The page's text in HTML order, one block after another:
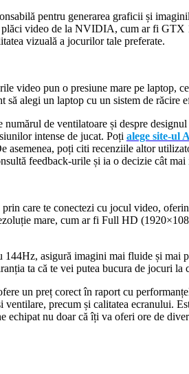
pentru generarea graficii și
plăci video de la NVIDIA, cum ar fi
vizuală a jocurilor tale preferate.
video pun o presiune mare pe laptop,
să alegi un laptop cu un sistem de răcire
de ventilatoare și despre
intense de jucat. Poți alege site-ul
poți citi recenziile altor
feedback-urile și ia o decizie cât mai
care te conectezi cu jocul video,
mare, cum ar fi Full HD
asigură imagini mai fluide și
ta că te vei putea bucura de jocuri la
un preț corect în raport cu
precum și calitatea ecranului.
nu doar că îți va oferi ore de